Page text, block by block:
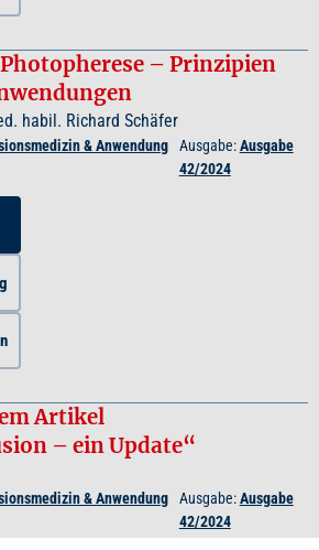
– Prinzipien
habil. Richard Schäfer
& Anwendung
Ausgabe:Ausgabe
42/2024
Artikel
– ein Update“
& Anwendung
Ausgabe:Ausgabe
42/2024